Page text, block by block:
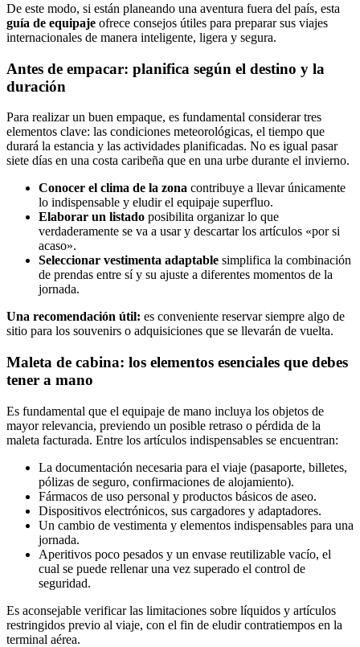
De este modo, si están planeando una aventura fuera del país, esta
guía de equipaje ofrece consejos útiles para preparar sus viajes
internacionales de manera inteligente, ligera y segura.
Antes de empacar: planifica según el destino y la
duración
Para realizar un buen empaque, es fundamental considerar tres
elementos clave: las condiciones meteorológicas, el tiempo que
durará la estancia y las actividades planificadas. No es igual pasar
siete días en una costa caribeña que en una urbe durante el invierno.
Conocer el clima de la zona contribuye a llevar únicamente
lo indispensable y eludir el equipaje superfluo.
Elaborar un listado posibilita organizar lo que
verdaderamente se va a usar y descartar los artículos «por si
acaso».
Seleccionar vestimenta adaptable simplifica la combinación
de prendas entre sí y su ajuste a diferentes momentos de la
jornada.
Una recomendación útil: es conveniente reservar siempre algo de
sitio para los souvenirs o adquisiciones que se llevarán de vuelta.
Maleta de cabina: los elementos esenciales que debes
tener a mano
Es fundamental que el equipaje de mano incluya los objetos de
mayor relevancia, previendo un posible retraso o pérdida de la
maleta facturada. Entre los artículos indispensables se encuentran:
La documentación necesaria para el viaje (pasaporte, billetes,
pólizas de seguro, confirmaciones de alojamiento).
Fármacos de uso personal y productos básicos de aseo.
Dispositivos electrónicos, sus cargadores y adaptadores.
Un cambio de vestimenta y elementos indispensables para una
jornada.
Aperitivos poco pesados y un envase reutilizable vacío, el
cual se puede rellenar una vez superado el control de
seguridad.
Es aconsejable verificar las limitaciones sobre líquidos y artículos
restringidos previo al viaje, con el fin de eludir contratiempos en la
terminal aérea.